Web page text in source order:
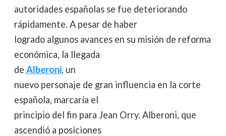
autoridades españolas se fue deteriorando
rápidamente. A pesar de haber
logrado algunos avances en su misión de reforma
económica, la llegada
de Alberoni, un
nuevo personaje de gran influencia en la corte
española, marcaría el
principio del fin para Jean Orry. Alberoni, que
ascendió a posiciones